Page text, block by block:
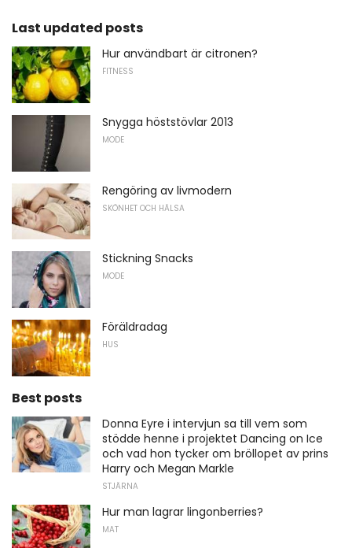
Last updated posts
Hur användbart är citronen?
FITNESS
Snygga höststövlar 2013
MODE
Rengöring av livmodern
SKÖNHET OCH HÄLSA
Stickning Snacks
MODE
Föräldradag
HUS
Best posts
Donna Eyre i intervjun sa till vem som
stödde henne i projektet Dancing on Ice
och vad hon tycker om bröllopet av prins
Harry och Megan Markle
STJÄRNA
Hur man lagrar lingonberries?
MAT